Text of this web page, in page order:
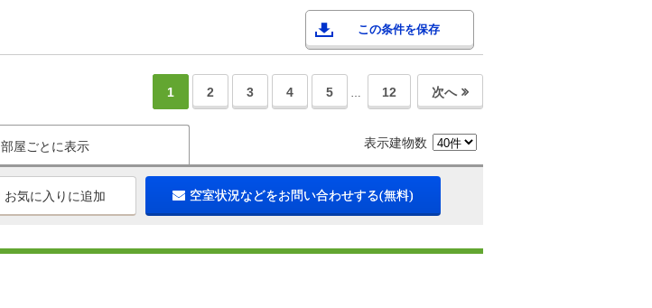
この条件を保存
1 2 3 4 5 … 12 次へ
部屋ごとに表示 表示建物数
お気に入りに追加 空室状況などをお問い合わせする(無料)